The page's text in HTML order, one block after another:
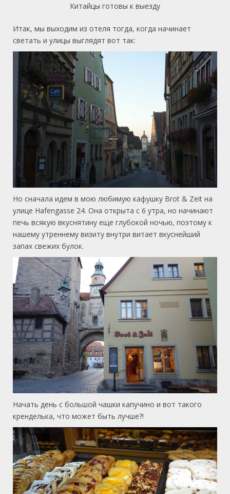
Китайцы готовы к выезду
Итак, мы выходим из отеля тогда, когда начинает
светать и улицы выглядят вот так:
Но сначала идем в мою любимую кафушку Brot & Zeit на
улице Hafengasse 24. Она открыта с 6 утра, но начинают
печь всякую вкуснятину еще глубокой ночью, поэтому к
нашему утреннему визиту внутри витает вкуснейший
запах свежих булок.
Начать день с большой чашки капучино и вот такого
кренделька, что может быть лучше?!